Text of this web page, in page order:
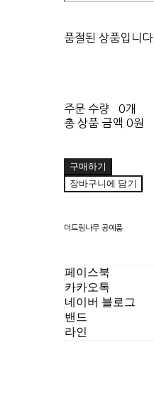
품절된 상품입니다.
주문 수량
0개
총 상품 금액 0원
구매하기
장바구니에 담기
더드림나무 공예품
페이스북
카카오톡
네이버 블로그
밴드
라인